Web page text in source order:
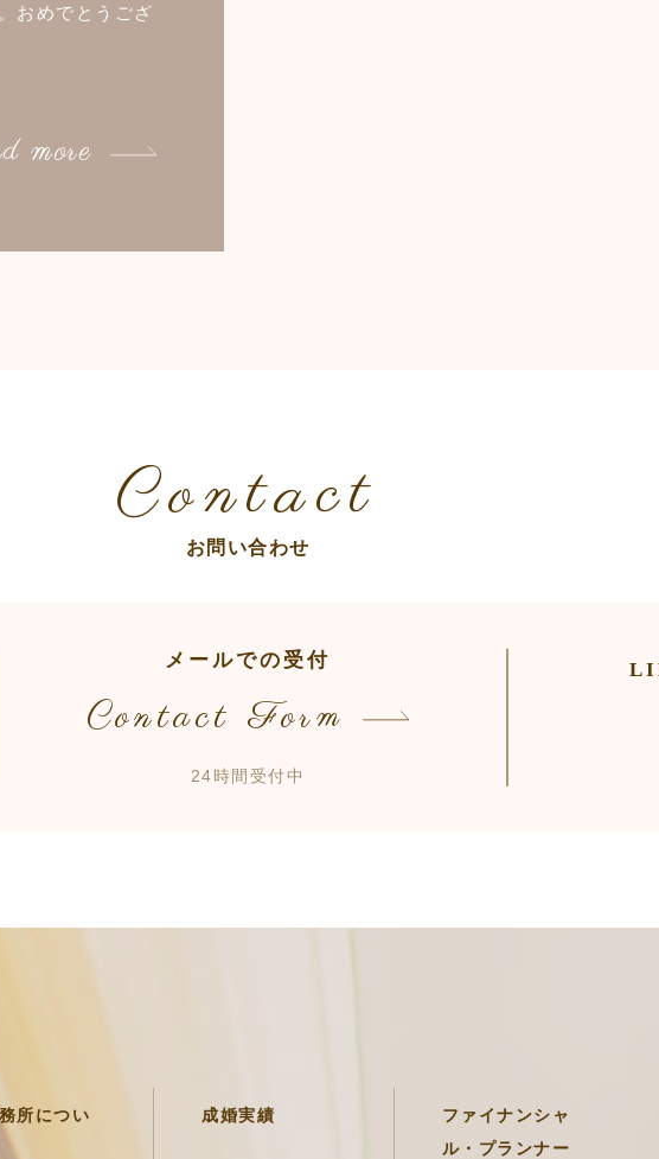
おめでとうござ
more
Contact
お問い合わせ
メールでの受付
Contact Form
24時間受付中
所につい
成婚実績
ファイナンシャ
ル・プランナー